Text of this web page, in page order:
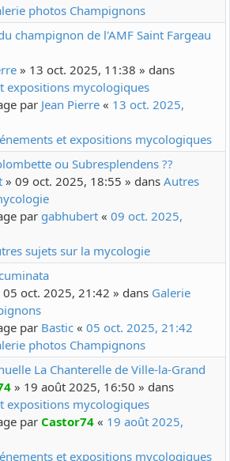
photos Champignons
champignon de l'AMF Saint Fargeau
» 13 oct. 2025, 11:38 » dans
expositions mycologiques
par Jean Pierre « 13 oct. 2025,
et expositions mycologiques
ou Subresplendens ??
» 09 oct. 2025, 18:55 » dans Autres
par gabhubert « 09 oct. 2025,
sujets sur la mycologie
05 oct. 2025, 21:42 » dans Galerie
par Bastic « 05 oct. 2025, 21:42
photos Champignons
La Chanterelle de Ville-la-Grand
» 19 août 2025, 16:50 » dans
expositions mycologiques
par Castor74 « 19 août 2025,
et expositions mycologiques